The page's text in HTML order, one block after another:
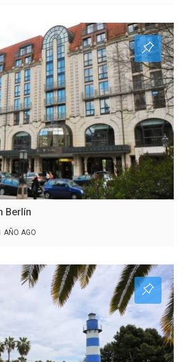
Berlín
AÑO AGO